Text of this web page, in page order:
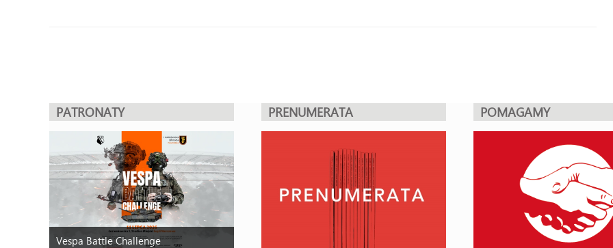
PATRONATY
Vespa Battle Challenge
PRENUMERATA POMAGAMY